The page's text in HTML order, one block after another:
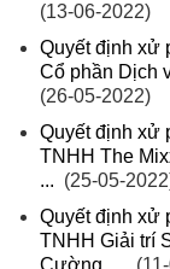
(13-06-2022)
Quyết định xử
Cổ phần Dịch
(26-05-2022)
Quyết định xử
TNHH The
... (25-05-
Quyết định xử
TNHH Giải trí
Cường, ...